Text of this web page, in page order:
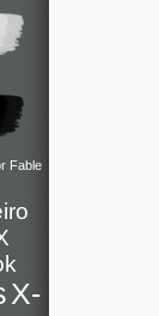
Fable
X-